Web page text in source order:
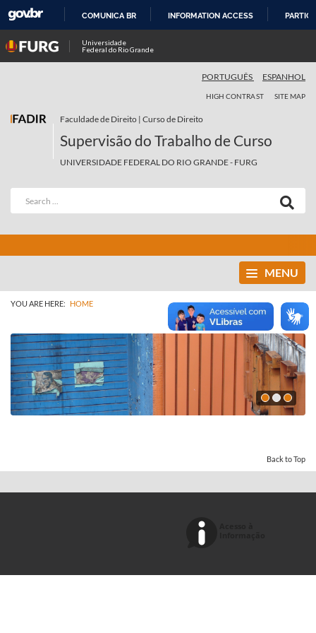
COMUNICA BR INFORMATION ACCESS
Universidade
Federal do Rio Grande
PORTUGUÊS ESPANHOL
HIGH CONTRAST SITE MAP
Faculdade de Direito | Curso de Direito
Supervisão do Trabalho de Curso
UNIVERSIDADE FEDERAL DO RIO GRANDE - FURG
MENU
YOU ARE HERE: HOME
Back to Top